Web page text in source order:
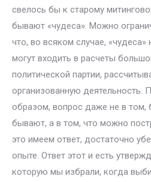
свелось бы к старому
бывают «чудеса». Можно
что, во всяком случае, «чудеса»
могут входить в расчеты
политической партии,
организованную деятельность.
образом, вопрос даже не в том,
бывают, а в том, что можно
это имеем ответ, достаточно
опыте. Ответ этот и есть
которую мы избрали, когда